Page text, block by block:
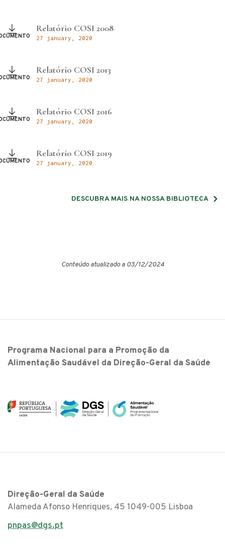
Relatório COSI 2008
27 january, 2020
Relatório COSI 2013
27 january, 2020
Relatório COSI 2016
27 january, 2020
Relatório COSI 2019
27 january, 2020
DESCUBRA MAIS NA NOSSA BIBLIOTECA
Conteúdo atualizado a 03/12/2024
Programa Nacional para a Promoção da
Alimentação Saudável da Direção-Geral da Saúde
Direção-Geral da Saúde
Alameda Afonso Henriques, 45 1049-005 Lisboa
pnpas@dgs.pt